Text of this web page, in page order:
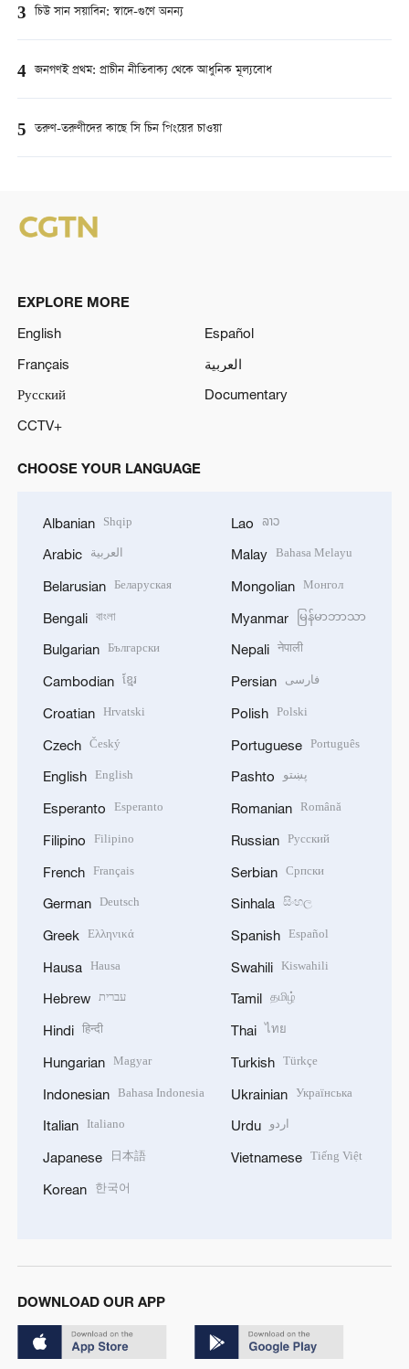
3 চিউ সান সয়াবিন: স্বাদে-গুণে অনন্য
4 জনগণই প্রথম: প্রাচীন নীতিবাক্য থেকে আধুনিক মূল্যবোধ
5 তরুণ-তরুণীদের কাছে সি চিন পিংয়ের চাওয়া
EXPLORE MORE
English
Español
Français
العربية
Русский
Documentary
CCTV+
CHOOSE YOUR LANGUAGE
Albanian Shqip
Arabic العربية
Belarusian Беларуская
Bengali বাংলা
Bulgarian Български
Cambodian ខ្មែរ
Croatian Hrvatski
Czech Český
English English
Esperanto Esperanto
Filipino Filipino
French Français
German Deutsch
Greek Ελληνικά
Hausa Hausa
Hebrew עברית
Hindi हिन्दी
Hungarian Magyar
Indonesian Bahasa Indonesia
Italian Italiano
Japanese 日本語
Korean 한국어
Lao ລາວ
Malay Bahasa Melayu
Mongolian Монгол
Myanmar မြန်မာဘာသာ
Nepali नेपाली
Persian فارسی
Polish Polski
Portuguese Português
Pashto پښتو
Romanian Română
Russian Русский
Serbian Српски
Sinhala සිංහල
Spanish Español
Swahili Kiswahili
Tamil தமிழ்
Thai ไทย
Turkish Türkçe
Ukrainian Українська
Urdu اردو
Vietnamese Tiếng Việt
DOWNLOAD OUR APP